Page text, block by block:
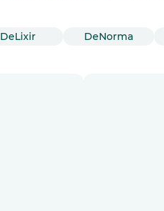
DeLixir DeNorma